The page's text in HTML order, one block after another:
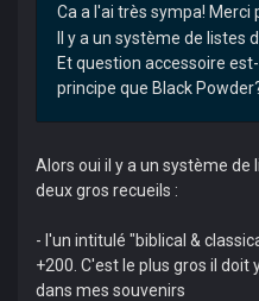
Ca a l'ai très sympa! Merci
Il y a un système de listes
Et question accessoire
principe que Black
Alors oui il y a un système de
deux gros recueils :
- l'un intitulé "biblical &
+200. C'est le plus gros il
dans mes souvenirs